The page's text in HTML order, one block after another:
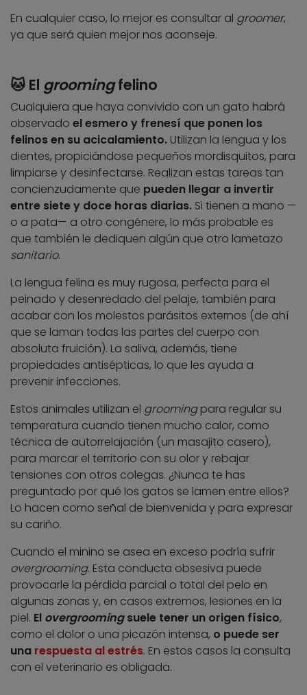
En cualquier caso, lo mejor es consultar al groomer,
ya que será quien mejor nos aconseje.
🐱 El groomingfelino
Cualquiera que haya convivido con un gato habrá
observado el esmero y frenesí que ponen los
felinos en su acicalamiento. Utilizan la lengua y los
dientes, propiciándose pequeños mordisquitos, para
limpiarse y desinfectarse. Realizan estas tareas tan
concienzudamente que pueden llegar a invertir
entre siete y doce horas diarias. Si tienen a mano —
o a pata— a otro congénere, lo más probable es
que también le dediquen algún que otro lametazo
sanitario.
La lengua felina es muy rugosa, perfecta para el
peinado y desenredado del pelaje, también para
acabar con los molestos parásitos externos (de ahí
que se laman todas las partes del cuerpo con
absoluta fruición). La saliva, además, tiene
propiedades antisépticas, lo que les ayuda a
prevenir infecciones.
Estos animales utilizan el groomingpara regular su
temperatura cuando tienen mucho calor, como
técnica de autorrelajación (un masajito casero),
para marcar el territorio con su olor y rebajar
tensiones con otros colegas. ¿Nunca te has
preguntado por qué los gatos se lamen entre ellos?
Lo hacen como señal de bienvenida y para expresar
su cariño.
Cuando el minino se asea en exceso podría sufrir
overgrooming. Esta conducta obsesiva puede
provocarle la pérdida parcial o total del pelo en
algunas zonas y, en casos extremos, lesiones en la
piel. El overgroomingsuele tener un origen físico,
como el dolor o una picazón intensa, o puede ser
una respuesta al estrés. En estos casos la consulta
con el veterinario es obligada.